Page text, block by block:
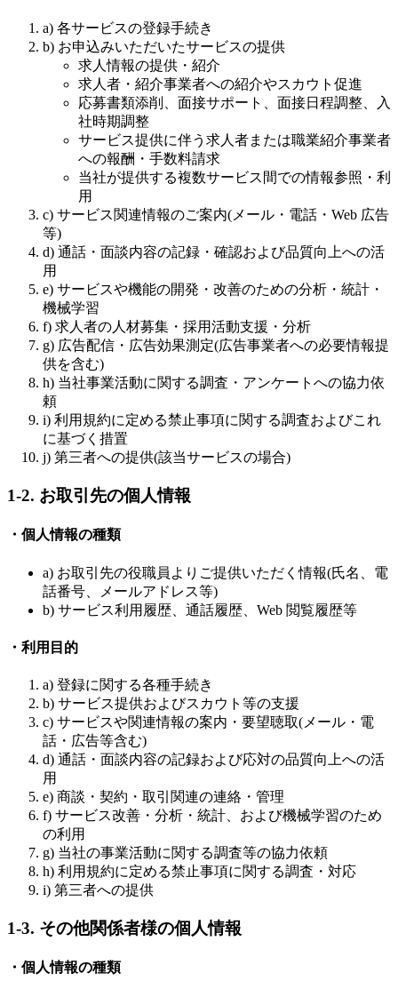
a) 各サービスの登録手続き
b) お申込みいただいたサービスの提供
求人情報の提供・紹介
求人者・紹介事業者への紹介やスカウト促進
応募書類添削、面接サポート、面接日程調整、入
社時期調整
サービス提供に伴う求人者または職業紹介事業者
への報酬・手数料請求
当社が提供する複数サービス間での情報参照・利
用
c) サービス関連情報のご案内(メール・電話・Web 広告
等)
d) 通話・面談内容の記録・確認および品質向上への活
用
e) サービスや機能の開発・改善のための分析・統計・
機械学習
f) 求人者の人材募集・採用活動支援・分析
g) 広告配信・広告効果測定(広告事業者への必要情報提
供を含む)
h) 当社事業活動に関する調査・アンケートへの協力依
頼
i) 利用規約に定める禁止事項に関する調査およびこれ
に基づく措置
j) 第三者への提供(該当サービスの場合)
1-2. お取引先の個人情報
・個人情報の種類
a) お取引先の役職員よりご提供いただく情報(氏名、電
話番号、メールアドレス等)
b) サービス利用履歴、通話履歴、Web 閲覧履歴等
・利用目的
a) 登録に関する各種手続き
b) サービス提供およびスカウト等の支援
c) サービスや関連情報の案内・要望聴取(メール・電
話・広告等含む)
d) 通話・面談内容の記録および応対の品質向上への活
用
e) 商談・契約・取引関連の連絡・管理
f) サービス改善・分析・統計、および機械学習のため
の利用
g) 当社の事業活動に関する調査等の協力依頼
h) 利用規約に定める禁止事項に関する調査・対応
i) 第三者への提供
1-3. その他関係者様の個人情報
・個人情報の種類